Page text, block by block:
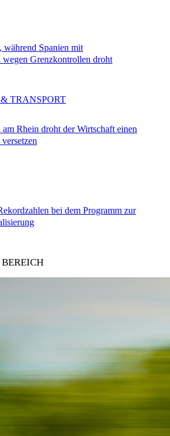
während Spanien mit
wegen Grenzkontrollen droht
Rhein droht der Wirtschaft einen
TRANSPORT
bei dem Programm zur